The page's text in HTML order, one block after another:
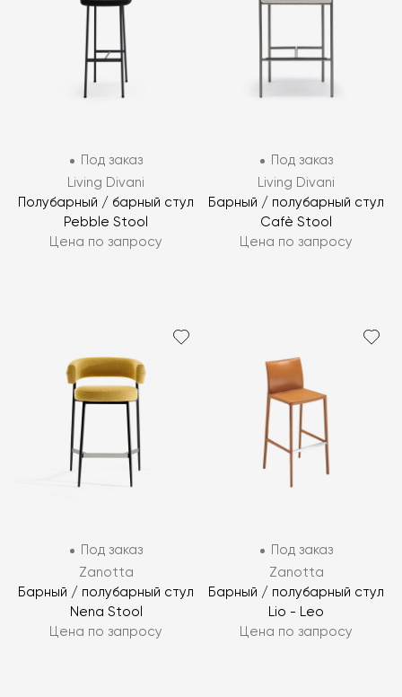
Под заказ
Living Divani
Полубарный / барный стул
Pebble Stool
Цена по запросу
Под заказ
Living Divani
Барный / полубарный стул
Cafè Stool
Цена по запросу
Под заказ
Zanotta
Барный / полубарный стул
Nena Stool
Цена по запросу
Под заказ
Zanotta
Барный / полубарный стул
Lio - Leo
Цена по запросу